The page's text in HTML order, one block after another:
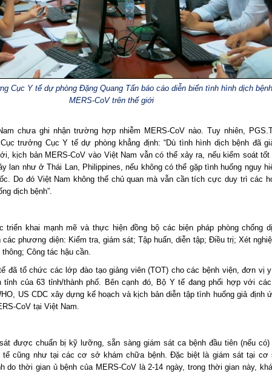
Cục Y tế dự phòng Đặng Quang Tấn báo cáo diễn biến tình hình dịch bệnh
MERS-CoV trên thế giới
chưa ghi nhận trường hợp nhiễm MERS-CoV nào. Tuy nhiên,
trưởng Cục Y tế dự phòng khẳng định: “Dù tình hình dịch bệnh đã
kịch bản MERS-CoV vào Việt Nam vẫn có thể xảy ra, nếu kiểm soát tốt
lan như ở Thái Lan, Philippines, nếu không có thể gặp tình huống nguy
Do đó Việt Nam không thể chủ quan mà vẫn cần tích cực duy trì các
dịch bệnh”.
triển khai mạnh mẽ và thực hiện đồng bộ các biện pháp phòng chống
các phương diện: Kiểm tra, giám sát; Tập huấn, diễn tập; Điều trị; Xét
Công tác hậu cần.
đã tổ chức các lớp đào tạo giảng viên (TOT) cho các bệnh viện, đơn vị
tỉnh của 63 tỉnh/thành phố. Bên cạnh đó, Bộ Y tế đang phối hợp với
US CDC xây dựng kế hoạch và kịch bản diễn tập tình huống giả định
CoV tại Việt Nam.
được chuẩn bị kỹ lưỡng, sẵn sàng giám sát ca bệnh đầu tiên (nếu có)
tế cũng như tại các cơ sở khám chữa bệnh. Đặc biệt là giám sát tại cơ
do thời gian ủ bệnh của MERS-CoV là 2-14 ngày, trong thời gian này,